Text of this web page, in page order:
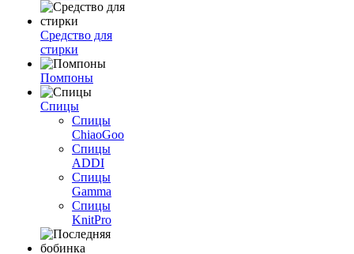
Средство для
стирки
Помпоны
Спицы
Спицы
ChiaoGoo
Спицы
ADDI
Спицы
Gamma
Спицы
KnitPro